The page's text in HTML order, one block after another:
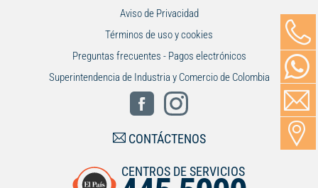
Aviso de Privacidad
Términos de uso y cookies
Preguntas frecuentes - Pagos electrónicos
Superintendencia de Industria y Comercio de Colombia
CONTÁCTENOS
CENTROS DE SERVICIOS